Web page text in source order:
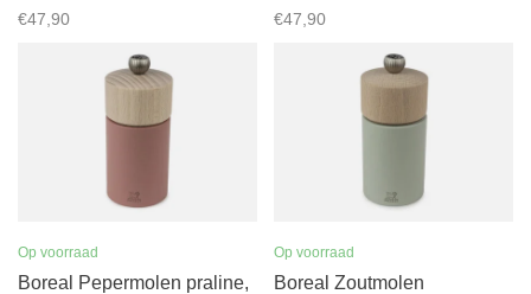
€47,90 €47,90
Op voorraad
Boreal Pepermolen praline,
Op voorraad
Boreal Zoutmolen